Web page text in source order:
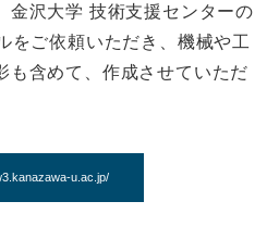
金沢大学 技術支援センターの
をご依頼いただき、機械や工
も含めて、作成させていただ
u.ac.jp/